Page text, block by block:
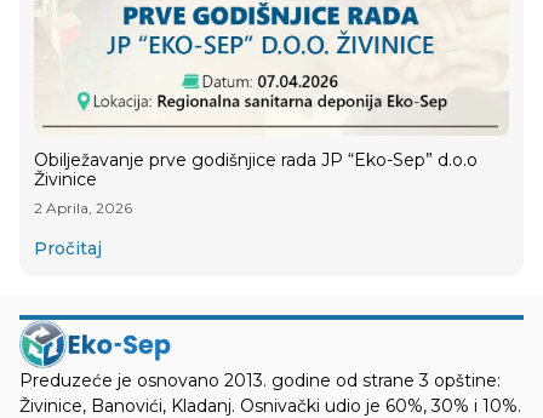
Obilježavanje prve godišnjice rada JP “Eko-Sep” d.o.o
Živinice
2 Aprila, 2026
Pročitaj
Preduzeće je osnovano 2013. godine od strane 3 opštine:
Živinice, Banovići, Kladanj. Osnivački udio je 60%, 30% i 10%.